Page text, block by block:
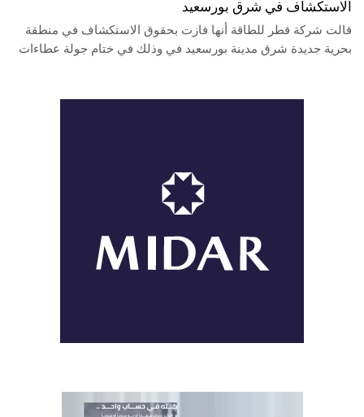
الاستكشاف في شرق بورسعيد
قالت شركة قطر للطاقة أنها فازت بحقوق الاستكشاف في منطقة
بحرية جديدة شرق مدينة بورسعيد في وذلك في ختام جولة عطاءات